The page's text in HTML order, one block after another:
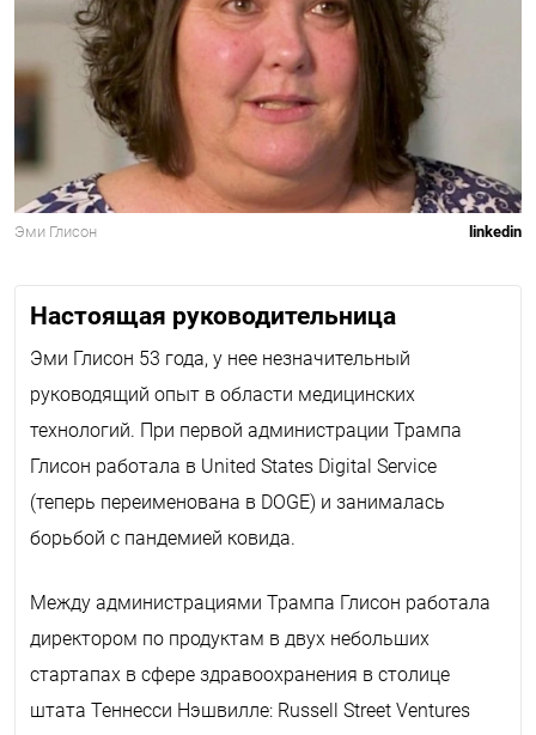
Эми Глисон linkedin
Настоящая руководительница
Эми Глисон 53 года, у нее незначительный
руководящий опыт в области медицинских
технологий. При первой администрации Трампа
Глисон работала в United States Digital Service
(теперь переименована в DOGE) и занималась
борьбой с пандемией ковида.
Между администрациями Трампа Глисон работала
директором по продуктам в двух небольших
стартапах в сфере здравоохранения в столице
штата Теннесси Нэшвилле: Russell Street Ventures